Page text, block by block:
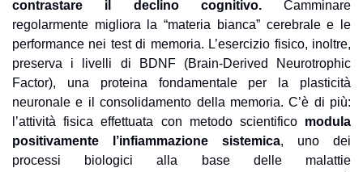
contrastare il declino cognitivo. Camminare
regolarmente migliora la “materia bianca” cerebrale e le
performance nei test di memoria. L’esercizio fisico, inoltre,
preserva i livelli di BDNF (Brain-Derived Neurotrophic
Factor), una proteina fondamentale per la plasticità
neuronale e il consolidamento della memoria. C’è di più:
l’attività fisica effettuata con metodo scientifico modula
positivamente l’infiammazione sistemica, uno dei
processi biologici alla base delle malattie